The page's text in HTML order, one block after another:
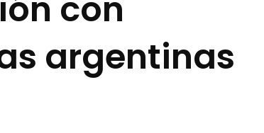
con
argentinas